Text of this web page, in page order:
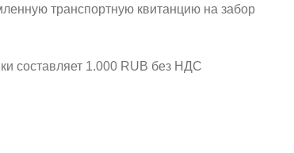
транспортную квитанцию на забор
составляет 1.000 RUB без НДС